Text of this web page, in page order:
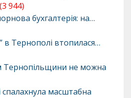
(3 944)
бухгалтерія: на…
в Тернополі втопилася…
Тернопільщини не можна
масштабна